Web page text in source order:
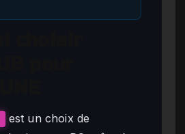
est un choix de